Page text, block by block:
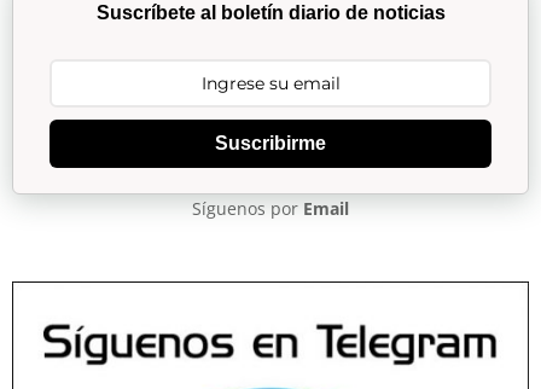
Suscríbete al boletín diario de noticias
Suscribirme
Síguenos por Email